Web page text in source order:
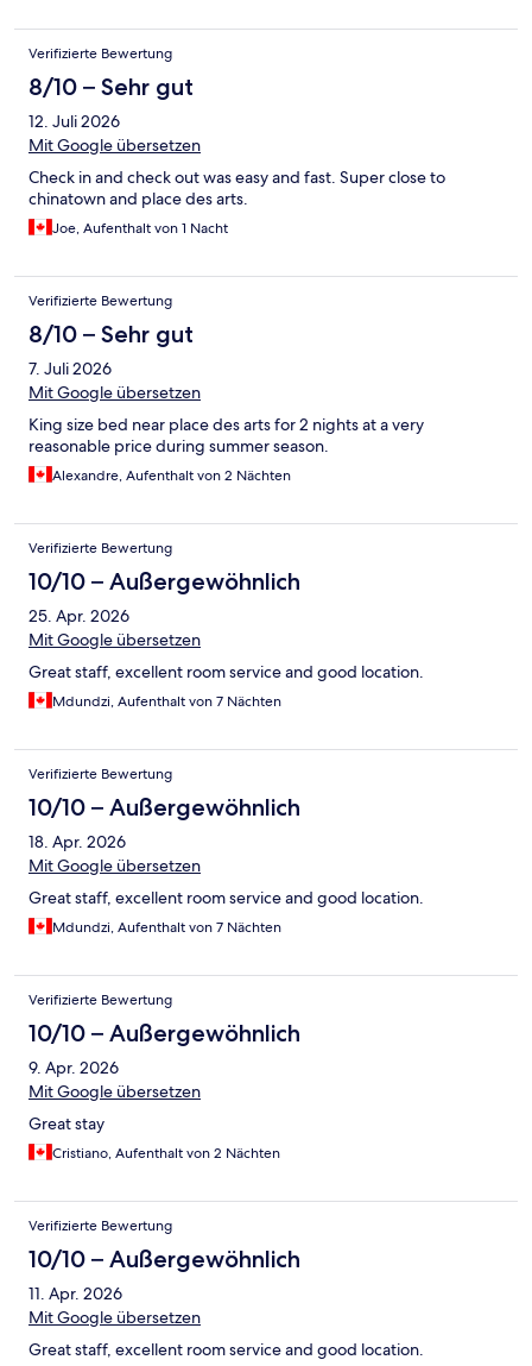
Verifizierte Bewertung
8/10 – Sehr gut
12. Juli 2026
Mit Google übersetzen
Check in and check out was easy and fast. Super close to
chinatown and place des arts.
Joe, Aufenthalt von 1 Nacht
Verifizierte Bewertung
8/10 – Sehr gut
7. Juli 2026
Mit Google übersetzen
King size bed near place des arts for 2 nights at a very
reasonable price during summer season.
Alexandre, Aufenthalt von 2 Nächten
Verifizierte Bewertung
10/10 – Außergewöhnlich
25. Apr. 2026
Mit Google übersetzen
Great staff, excellent room service and good location.
Mdundzi, Aufenthalt von 7 Nächten
Verifizierte Bewertung
10/10 – Außergewöhnlich
18. Apr. 2026
Mit Google übersetzen
Great staff, excellent room service and good location.
Mdundzi, Aufenthalt von 7 Nächten
Verifizierte Bewertung
10/10 – Außergewöhnlich
9. Apr. 2026
Mit Google übersetzen
Great stay
Cristiano, Aufenthalt von 2 Nächten
Verifizierte Bewertung
10/10 – Außergewöhnlich
11. Apr. 2026
Mit Google übersetzen
Great staff, excellent room service and good location.